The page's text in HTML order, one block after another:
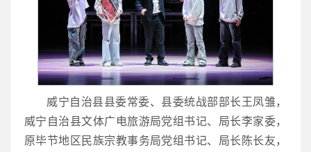
威宁自治县县委常委、县委统战部部长王凤雏，
威宁自治县文体广电旅游局党组书记、局长李家委，
原毕节地区民族宗教事务局党组书记、局长陈长友，